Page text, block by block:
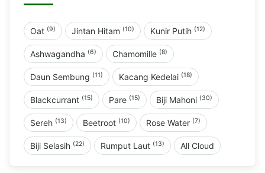
Oat (9) Jintan Hitam (10) Kunir Putih (12)
Ashwagandha (6) Chamomille (8)
Daun Sembung (11) Kacang Kedelai (18)
Blackcurrant (15) Pare (15) Biji Mahoni (30)
Sereh (13) Beetroot (10) Rose Water (7)
Biji Selasih (22) Rumput Laut (13) All Cloud